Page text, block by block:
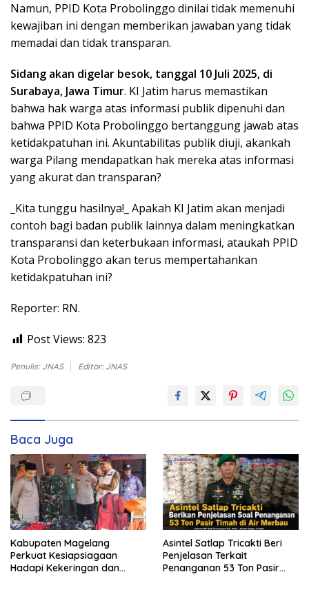
Namun, PPID Kota Probolinggo dinilai tidak memenuhi
kewajiban ini dengan memberikan jawaban yang tidak
memadai dan tidak transparan.
Sidang akan digelar besok, tanggal 10 Juli 2025, di
Surabaya, Jawa Timur. KI Jatim harus memastikan
bahwa hak warga atas informasi publik dipenuhi dan
bahwa PPID Kota Probolinggo bertanggung jawab atas
ketidakpatuhan ini. Akuntabilitas publik diuji, akankah
warga Pilang mendapatkan hak mereka atas informasi
yang akurat dan transparan?
_Kita tunggu hasilnya!_ Apakah KI Jatim akan menjadi
contoh bagi badan publik lainnya dalam meningkatkan
transparansi dan keterbukaan informasi, ataukah PPID
Kota Probolinggo akan terus mempertahankan
ketidakpatuhan ini?
Reporter: RN.
Post Views: 823
Penulis: JNAS Editor: JNAS
Baca Juga
Kabupaten Magelang
Perkuat Kesiapsiagaan
Hadapi Kekeringan dan
Asintel Satlap Tricakti Beri
Penjelasan Terkait
Penanganan 53 Ton Pasir